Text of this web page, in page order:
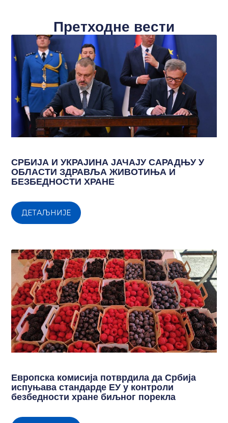
Претходне вести
СРБИЈА И УКРАЈИНА ЈАЧАЈУ САРАДЊУ У
ОБЛАСТИ ЗДРАВЉА ЖИВОТИЊА И
БЕЗБЕДНОСТИ ХРАНЕ
ДЕТАЉНИЈЕ
Европска комисија потврдила да Србија
испуњава стандарде ЕУ у контроли
безбедности хране биљног порекла